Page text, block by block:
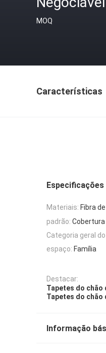
MOQ
Características
Especificações
Materiais: Fibra
padrão:
Categoria geral
espaço: Família
Destacar:
Tapetes do chão
Tapetes do chão
Informação